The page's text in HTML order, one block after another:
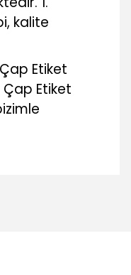
kalite
Etiket
Çap Etiket